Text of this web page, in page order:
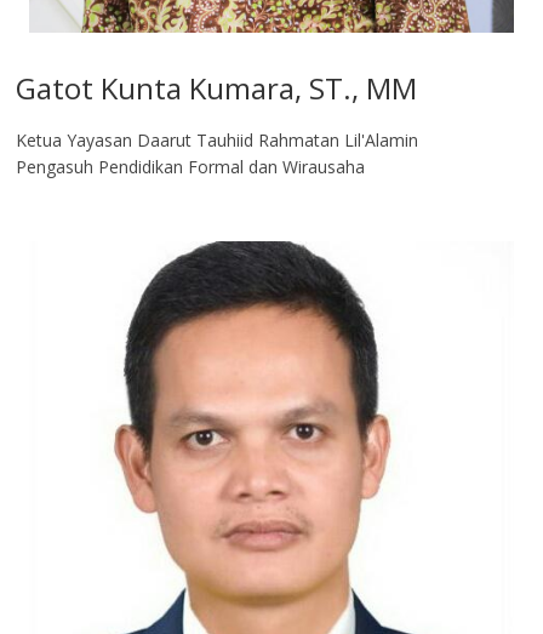
Gatot Kunta Kumara, ST., MM
Ketua Yayasan Daarut Tauhiid Rahmatan Lil'Alamin
Pengasuh Pendidikan Formal dan Wirausaha